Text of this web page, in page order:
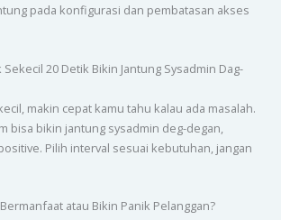
pada konfigurasi dan pembatasan akses
20 Detik Bikin Jantung Sysadmin Dag-
makin cepat kamu tahu kalau ada masalah.
bisa bikin jantung sysadmin deg-degan,
Pilih interval sesuai kebutuhan, jangan
atau Bikin Panik Pelanggan?